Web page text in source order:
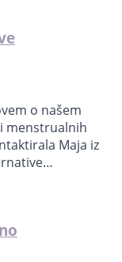
o našem
menstrualnih
Maja iz